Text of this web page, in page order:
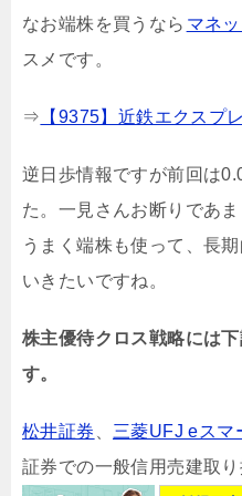
なお端株を買うなら マネ
スメです。
⇒ 【9375】近鉄エクスプ
逆日歩情報ですが前回は
た。一見さんお断りであ
うまく端株も使って、長
いきたいですね。
株主優待クロス戦略には
す。
松井証券 三菱UFJ eスマ
証券での一般信用売建取り